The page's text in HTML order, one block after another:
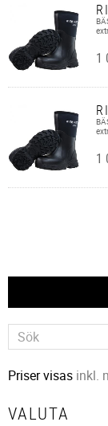
1
1
Priser visas inkl.
VALUTA